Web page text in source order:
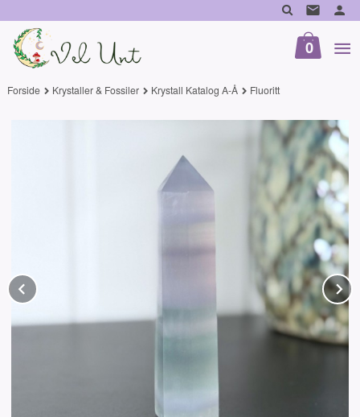
til
innholdet
0
Forside Krystaller & Fossiler Krystall Katalog A-Å Fluoritt